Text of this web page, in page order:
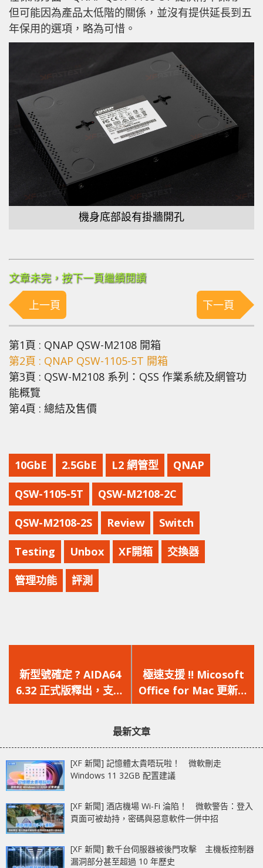
但可能因為產品太低階的關係，並沒有提供延長到五
年保用的選項，略為可惜。
機身底部設有掛牆開孔
文章未完，按下一頁繼續閱讀
上一頁
下一頁
第1頁 : QNAP QSW-M2108 開箱
第2頁 : QNAP QSW-1105-5T 開箱
第3頁 : QSW-M2108 系列：QSS 作業系統及網管功
能概覽
第4頁 : 總結及售價
10GbE 2.5GbE L2 網管型 QNAP
QSW-1105-5T QSW-M2108-2C
QSW-M2108-2S Review Switch
Testing Unbox XF開箱 交換器
管理功能 評測
一
篇
文
新型號確定 ? AIDA64
6.32 正式版釋出，支援
多款未發佈的 NVIDIA
一
篇
文
極速支援 !! Micosoft
Office for Mac 更新釋
出，原生支援 M1 Mac
最新文章
[XF 新聞] 記憶體太貴唔玩啦！ 微軟刪走
Windows 11 32GB 配置建議
[XF 新聞] 酒店機場 Wi-Fi 淪陷！ 微軟警告：登入
頁面可被劫持，密碼與惡意軟件一併中招
[XF 新聞] 數千台伺服器被後門攻擊 主機板控制器
漏洞部分甚至超過 10 年歷史